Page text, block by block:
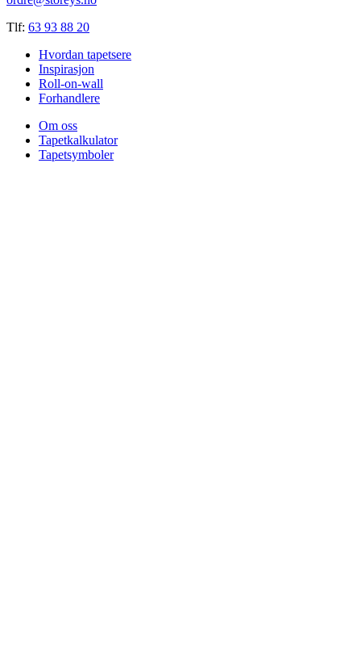
Tlf: 63 93 88 20
Hvordan tapetsere
Inspirasjon
Roll-on-wall
Forhandlere
Om oss
Tapetkalkulator
Tapetsymboler